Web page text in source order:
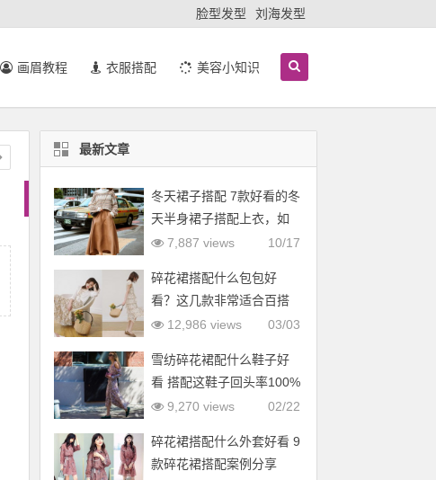
脸型发型 刘海发型
画眉教程 衣服搭配 美容小知识
最新文章
冬天裙子搭配 7款好看的冬
天半身裙子搭配上衣，如
羽绒服
10/17
7,887 views
碎花裙搭配什么包包好
看？这几款非常适合百搭
03/03
12,986 views
雪纺碎花裙配什么鞋子好
看 搭配这鞋子回头率100%
02/22
9,270 views
碎花裙搭配什么外套好看 9
款碎花裙搭配案例分享